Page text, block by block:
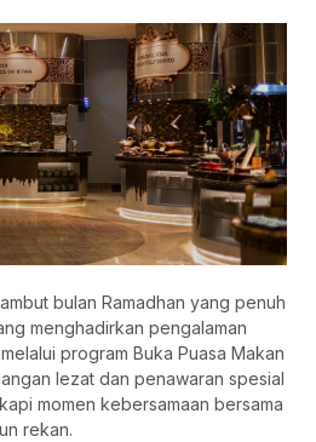
bulan Ramadhan yang penuh
menghadirkan pengalaman
program Buka Puasa Makan
lezat dan penawaran spesial
momen kebersamaan bersama
rekan.